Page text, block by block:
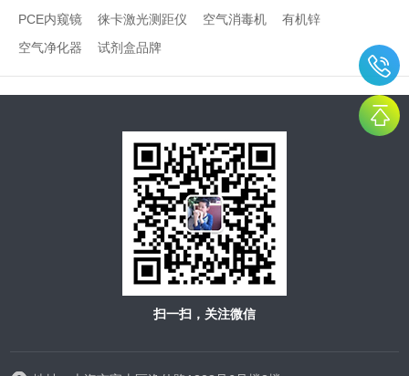
PCE内窥镜
徕卡激光测距仪 空气消毒机
有机锌
空气净化器
试剂盒品牌
扫一扫，关注微信